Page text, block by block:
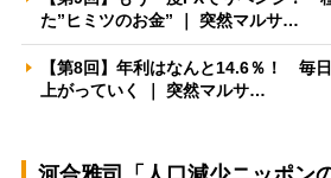
た”ヒミツのお金” ｜ 突然マルサ…
【第8回】年利はなんと14.6％！ 毎
上がっていく ｜ 突然マルサ…